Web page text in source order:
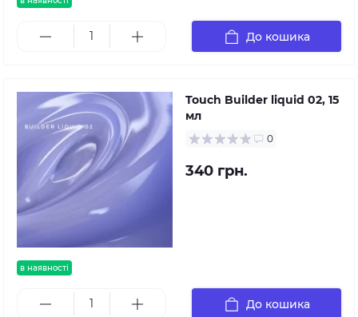
До кошика
в наявності
Touch Builder liquid 02, 15
мл
0
340 грн.
До кошика